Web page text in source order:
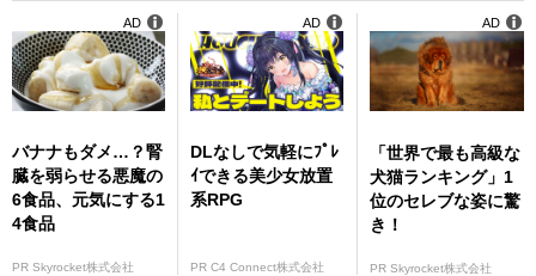
バナナもダメ…？腎
臓を弱らせる悪魔の
6食品、元気にする1
4食品
PR Skyrocket株式会社
AD
DLなしで気軽にﾌﾟﾚ
ｲできる美少女放置
系RPG
PR C4 Connect株式会社
AD
「世界で最も高級な
犬猫ランキング」1
位のセレブな姿に驚
き！
PR Skyrocket株式会社
AD